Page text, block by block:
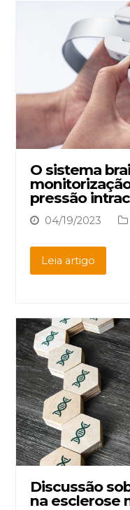
O sistema
pressão
04/19/2023
Leia artigo
Discussão
na esclerose